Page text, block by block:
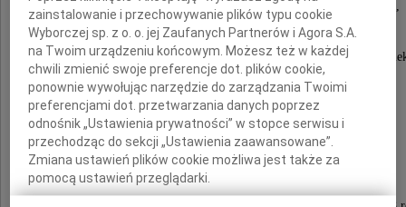
Jej dzieło malarskie, wielokrotnie nagradzane,
było sensem życia i pracy Artystki.
Była życzliwym, optymistycznym i pięknym
Straciliśmy kogoś z najbliższej Rodziny.
Prezes i Zarząd Okręgu
Związku Polskich Artystów Plastyków
zainstalowanie i przechowywanie plików typu cookie
Wyborczej sp. z o. o. jej Zaufanych Partnerów i Agora S.A.
na Twoim urządzeniu końcowym. Możesz też w każdej
chwili zmienić swoje preferencje dot. plików cookie,
ponownie wywołując narzędzie do zarządzania Twoimi
preferencjami dot. przetwarzania danych poprzez
odnośnik „Ustawienia prywatności” w stopce serwisu i
przechodząc do sekcji „Ustawienia zaawansowane”.
Zmiana ustawień plików cookie możliwa jest także za
pomocą ustawień przeglądarki.